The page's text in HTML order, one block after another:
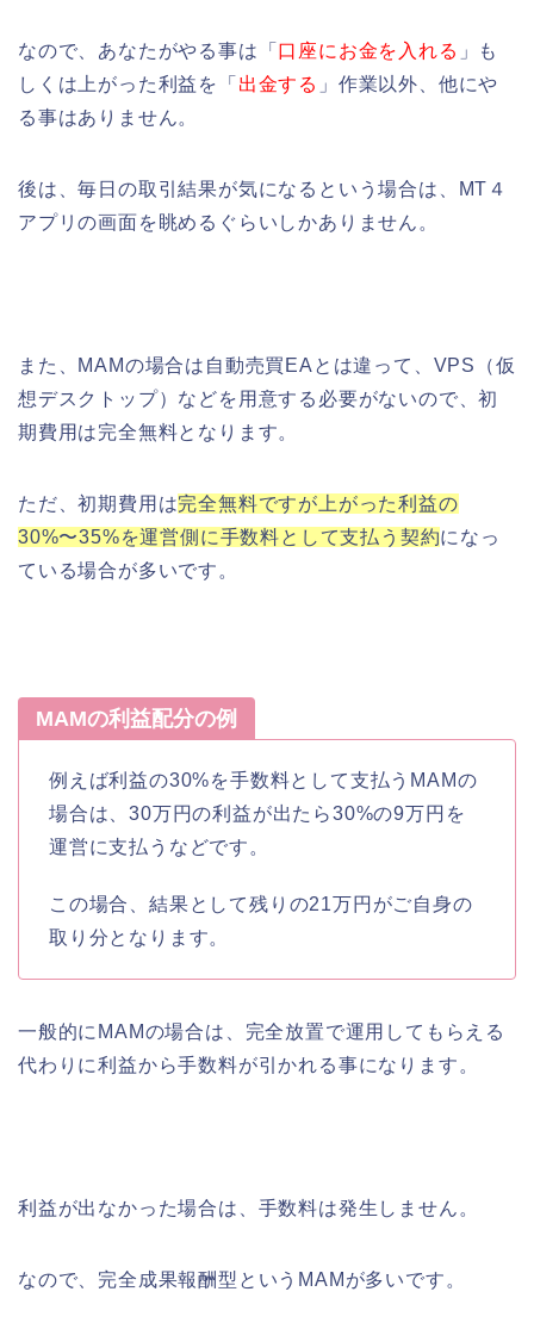
なので、あなたがやる事は「 口座にお金を入れる 」も
しくは上がった利益を「 出金する 」作業以外、他にや
る事はありません。
後は、毎日の取引結果が気になるという場合は、MT４
アプリの画面を眺めるぐらいしかありません。
また、MAMの場合は自動売買EAとは違って、VPS（仮
想デスクトップ）などを用意する必要がないので、初
期費用は完全無料となります。
ただ、初期費用は完全無料ですが上がった利益の
30%〜35%を運営側に手数料として支払う契約になっ
ている場合が多いです。
MAMの利益配分の例
例えば利益の30%を手数料として支払うMAMの
場合は、30万円の利益が出たら30%の9万円を
運営に支払うなどです。
この場合、結果として残りの21万円がご自身の
取り分となります。
一般的にMAMの場合は、完全放置で運用してもらえる
代わりに利益から手数料が引かれる事になります。
利益が出なかった場合は、手数料は発生しません。
なので、完全成果報酬型というMAMが多いです。